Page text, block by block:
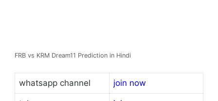
FRB vs KRM Dream11 Prediction in Hindi
whatsapp channel join now